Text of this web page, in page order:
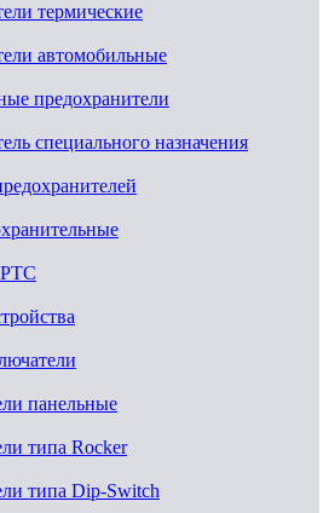
термические
автомобильные
предохранители
специального назначения
панельные
типа Rocker
типа Dip-Switch